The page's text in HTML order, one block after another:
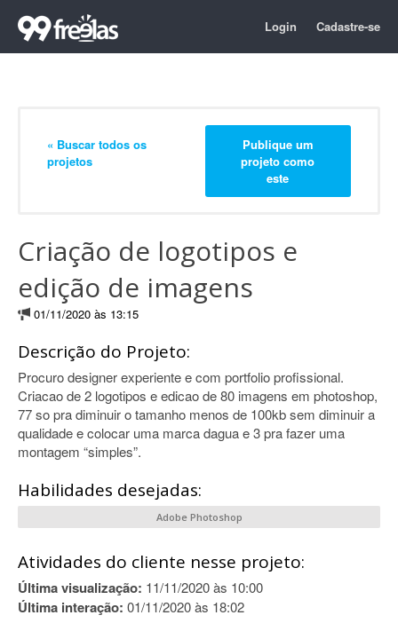
Login Cadastre-se
« Buscar todos os
projetos
Publique um
projeto como
este
Criação de logotipos e
edição de imagens
01/11/2020 às 13:15
Descrição do Projeto:
Procuro designer experiente e com portfolio profissional.
Criacao de 2 logotipos e edicao de 80 imagens em photoshop,
77 so pra diminuir o tamanho menos de 100kb sem diminuir a
qualidade e colocar uma marca dagua e 3 pra fazer uma
montagem “simples”.
Habilidades desejadas:
Adobe Photoshop
Atividades do cliente nesse projeto:
Última visualização: 11/11/2020 às 10:00
Última interação: 01/11/2020 às 18:02